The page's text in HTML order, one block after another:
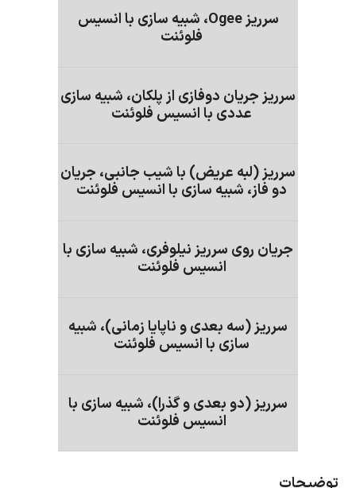
سرریز (دو بعدی و گذرا)، شبیه سازی با
انسیس فلوئنت
سرریز (سه بعدی و ناپایا زمانی)، شبیه
سازی با انسیس فلوئنت
جریان روی سرریز نیلوفری، شبیه سازی با
انسیس فلوئنت
سرریز (لبه عریض) با شیب جانبی، جریان
دو فاز، شبیه سازی با انسیس فلوئنت
سرریز جریان دوفازی از پلکان، شبیه سازی
عددی با انسیس فلوئنت
سرریز Ogee، شبیه سازی با انسیس
فلوئنت